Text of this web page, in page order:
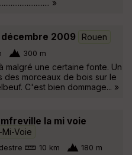
»
2009 Rouen
300 m
malgré une certaine fonte. Un
des morceaux de bois sur le
C'est bien dommage... »
la mi voie
Voie
10 km 180 m